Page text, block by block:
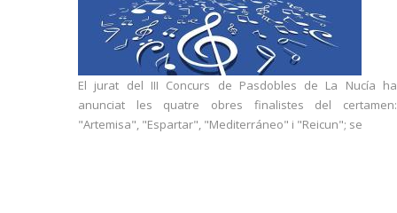
El jurat del III Concurs de Pasdobles de La Nucía ha
anunciat les quatre obres finalistes del certamen:
"Artemisa", "Espartar", "Mediterráneo" i "Reicun"; se